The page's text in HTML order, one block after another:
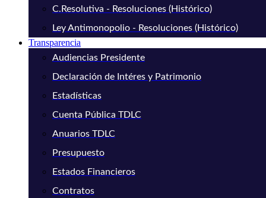
C.Resolutiva - Resoluciones (Histórico)
Ley Antimonopolio - Resoluciones (Histórico)
Transparencia
Audiencias Presidente
Declaración de Intéres y Patrimonio
Estadísticas
Cuenta Pública TDLC
Anuarios TDLC
Presupuesto
Estados Financieros
Contratos